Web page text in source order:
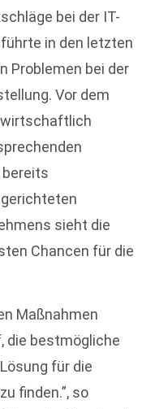
bei der IT-
in den letzten
Problemen bei der
Vor dem
wirtschaftlich
bereits
sieht die
Chancen für die
Maßnahmen
die bestmögliche
für die
finden.”, so